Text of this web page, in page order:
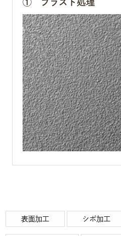
① ブラスト処理
表面加工 シボ加工